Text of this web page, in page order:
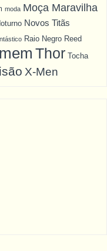
moda Moça Maravilha
Novos Titãs
Raio Negro Reed
Thor Tocha
X-Men